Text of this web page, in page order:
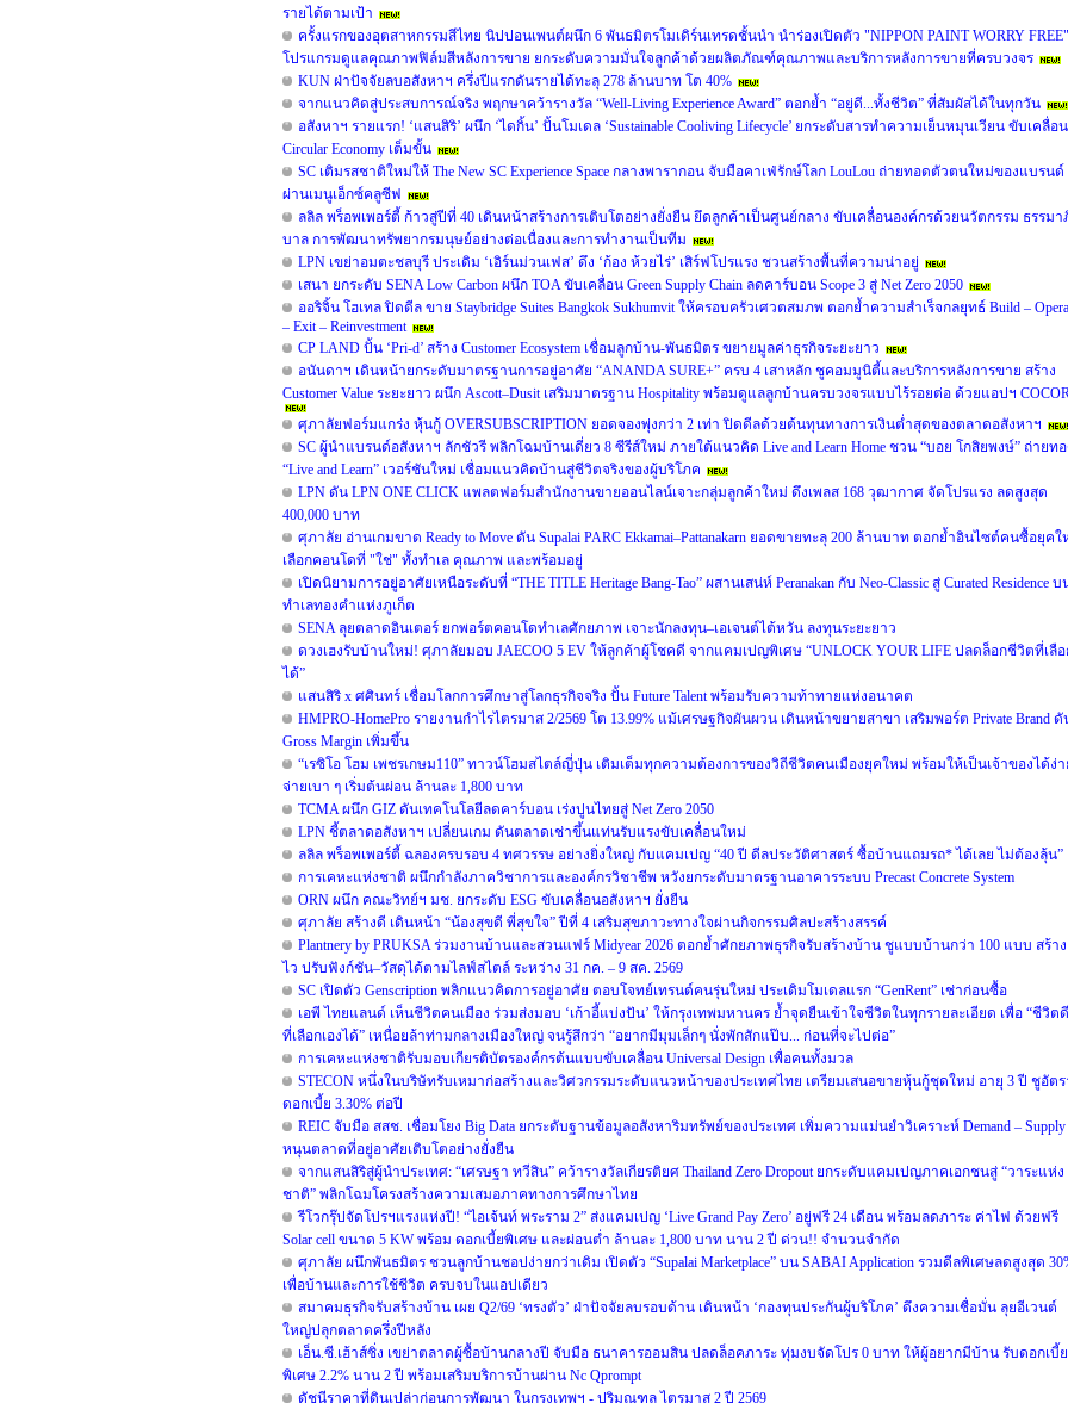
รายได้ตามเป้า
ครั้งแรกของอุตสาหกรรมสีไทย นิปปอนเพนต์ผนึก 6 พันธมิตรโมเดิร์นเทรดชั้นนำ นำร่องเปิดตัว "NIPPON PAINT WORRY FREE"
โปรแกรมดูแลคุณภาพฟิล์มสีหลังการขาย ยกระดับความมั่นใจลูกค้าด้วยผลิตภัณฑ์คุณภาพและบริการหลังการขายที่ครบวงจร
KUN ฝ่าปัจจัยลบอสังหาฯ ครึ่งปีแรกดันรายได้ทะลุ 278 ล้านบาท โต 40%
จากแนวคิดสู่ประสบการณ์จริง พฤกษาคว้ารางวัล “Well-Living Experience Award” ตอกย้ำ “อยู่ดี...ทั้งชีวิต” ที่สัมผัสได้ในทุกวัน
อสังหาฯ รายแรก! ‘แสนสิริ’ ผนึก ‘ไดกิ้น’ ปั้นโมเดล ‘Sustainable Cooliving Lifecycle’ ยกระดับสารทำความเย็นหมุนเวียน ขับเคลื่อน
Circular Economy เต็มขั้น
SC เติมรสชาติใหม่ให้ The New SC Experience Space กลางพารากอน จับมือคาเฟ่รักษ์โลก LouLou ถ่ายทอดตัวตนใหม่ของแบรนด์
ผ่านเมนูเอ็กซ์คลูซีฟ
ลลิล พร็อพเพอร์ตี้ ก้าวสู่ปีที่ 40 เดินหน้าสร้างการเติบโตอย่างยั่งยืน ยึดลูกค้าเป็นศูนย์กลาง ขับเคลื่อนองค์กรด้วยนวัตกรรม ธรรมา
บาล การพัฒนาทรัพยากรมนุษย์อย่างต่อเนื่องและการทำงานเป็นทีม
LPN เขย่าอมตะชลบุรี ประเดิม ‘เอิร์นม่วนเฟส’ ดึง ‘ก้อง ห้วยไร่’ เสิร์ฟโปรแรง ชวนสร้างพื้นที่ความน่าอยู่
เสนา ยกระดับ SENA Low Carbon ผนึก TOA ขับเคลื่อน Green Supply Chain ลดคาร์บอน Scope 3 สู่ Net Zero 2050
ออริจิ้น โฮเทล ปิดดีล ขาย Staybridge Suites Bangkok Sukhumvit ให้ครอบครัวเศวตสมภพ ตอกย้ำความสำเร็จกลยุทธ์ Build –
– Exit – Reinvestment
CP LAND ปั้น ‘Pri-d’ สร้าง Customer Ecosystem เชื่อมลูกบ้าน-พันธมิตร ขยายมูลค่าธุรกิจระยะยาว
อนันดาฯ เดินหน้ายกระดับมาตรฐานการอยู่อาศัย “ANANDA SURE+” ครบ 4 เสาหลัก ชูคอมมูนิตี้และบริการหลังการขาย สร้าง
Customer Value ระยะยาว ผนึก Ascott–Dusit เสริมมาตรฐาน Hospitality พร้อมดูแลลูกบ้านครบวงจรแบบไร้รอยต่อ ด้วยแอปฯ
ศุภาลัยฟอร์มแกร่ง หุ้นกู้ OVERSUBSCRIPTION ยอดจองพุ่งกว่า 2 เท่า ปิดดีลด้วยต้นทุนทางการเงินต่ำสุดของตลาดอสังหาฯ
SC ผู้นำแบรนด์อสังหาฯ ลักชัวรี พลิกโฉมบ้านเดี่ยว 8 ซีรีส์ใหม่ ภายใต้แนวคิด Live and Learn Home ชวน “บอย โกสิยพงษ์” ถ่ายท
“Live and Learn” เวอร์ชันใหม่ เชื่อมแนวคิดบ้านสู่ชีวิตจริงของผู้บริโภค
LPN ดัน LPN ONE CLICK แพลตฟอร์มสำนักงานขายออนไลน์เจาะกลุ่มลูกค้าใหม่ ดึงเพลส 168 วุฒากาศ จัดโปรแรง ลดสูงสุด
400,000 บาท
ศุภาลัย อ่านเกมขาด Ready to Move ดัน Supalai PARC Ekkamai–Pattanakarn ยอดขายทะลุ 200 ล้านบาท ตอกย้ำอินไซต์คนซื้อยุคใ
เลือกคอนโดที่ "ใช่" ทั้งทำเล คุณภาพ และพร้อมอยู่
เปิดนิยามการอยู่อาศัยเหนือระดับที่ “THE TITLE Heritage Bang-Tao” ผสานเสน่ห์ Peranakan กับ Neo-Classic สู่ Curated Residence บ
ทำเลทองคำแห่งภูเก็ต
SENA ลุยตลาดอินเตอร์ ยกพอร์ตคอนโดทำเลศักยภาพ เจาะนักลงทุน–เอเจนต์ไต้หวัน ลงทุนระยะยาว
ดวงเฮงรับบ้านใหม่! ศุภาลัยมอบ JAECOO 5 EV ให้ลูกค้าผู้โชคดี จากแคมเปญพิเศษ “UNLOCK YOUR LIFE ปลดล็อกชีวิตที่เลื
ได้”
แสนสิริ x ศศินทร์ เชื่อมโลกการศึกษาสู่โลกธุรกิจจริง ปั้น Future Talent พร้อมรับความท้าทายแห่งอนาคต
HMPRO-HomePro รายงานกำไรไตรมาส 2/2569 โต 13.99% แม้เศรษฐกิจผันผวน เดินหน้าขยายสาขา เสริมพอร์ต Private Brand ดั
Gross Margin เพิ่มขึ้น
“เรซิโอ โฮม เพชรเกษม110” ทาวน์โฮมสไตล์ญี่ปุ่น เติมเต็มทุกความต้องการของวิถีชีวิตคนเมืองยุคใหม่ พร้อมให้เป็นเจ้าของได้ง่า
จ่ายเบา ๆ เริ่มต้นผ่อน ล้านละ 1,800 บาท
TCMA ผนึก GIZ ดันเทคโนโลยีลดคาร์บอน เร่งปูนไทยสู่ Net Zero 2050
LPN ชี้ตลาดอสังหาฯ เปลี่ยนเกม ดันตลาดเช่าขึ้นแท่นรับแรงขับเคลื่อนใหม่
ลลิล พร็อพเพอร์ตี้ ฉลองครบรอบ 4 ทศวรรษ อย่างยิ่งใหญ่ กับแคมเปญ “40 ปี ดีลประวัติศาสตร์ ซื้อบ้านแถมรถ* ได้เลย ไม่ต้องลุ้น”
การเคหะแห่งชาติ ผนึกกำลังภาควิชาการและองค์กรวิชาชีพ หวังยกระดับมาตรฐานอาคารระบบ Precast Concrete System
ORN ผนึก คณะวิทย์ฯ มช. ยกระดับ ESG ขับเคลื่อนอสังหาฯ ยั่งยืน
ศุภาลัย สร้างดี เดินหน้า “น้องสุขดี พี่สุขใจ” ปีที่ 4 เสริมสุขภาวะทางใจผ่านกิจกรรมศิลปะสร้างสรรค์
Plantnery by PRUKSA ร่วมงานบ้านและสวนแฟร์ Midyear 2026 ตอกย้ำศักยภาพธุรกิจรับสร้างบ้าน ชูแบบบ้านกว่า 100 แบบ สร้าง
ไว ปรับฟังก์ชัน–วัสดุได้ตามไลฟ์สไตล์ ระหว่าง 31 กค. – 9 สค. 2569
SC เปิดตัว Genscription พลิกแนวคิดการอยู่อาศัย ตอบโจทย์เทรนด์คนรุ่นใหม่ ประเดิมโมเดลแรก “GenRent” เช่าก่อนซื้อ
เอพี ไทยแลนด์ เห็นชีวิตคนเมือง ร่วมส่งมอบ ‘เก้าอี้แบ่งปัน’ ให้กรุงเทพมหานคร ย้ำจุดยืนเข้าใจชีวิตในทุกรายละเอียด เพื่อ “ชีวิต
ที่เลือกเองได้” เหนื่อยล้าท่ามกลางเมืองใหญ่ จนรู้สึกว่า “อยากมีมุมเล็กๆ นั่งพักสักแป๊บ... ก่อนที่จะไปต่อ”
การเคหะแห่งชาติรับมอบเกียรติบัตรองค์กรต้นแบบขับเคลื่อน Universal Design เพื่อคนทั้งมวล
STECON หนึ่งในบริษัทรับเหมาก่อสร้างและวิศวกรรมระดับแนวหน้าของประเทศไทย เตรียมเสนอขายหุ้นกู้ชุดใหม่ อายุ 3 ปี ชูอัตร
ดอกเบี้ย 3.30% ต่อปี
REIC จับมือ สสช. เชื่อมโยง Big Data ยกระดับฐานข้อมูลอสังหาริมทรัพย์ของประเทศ เพิ่มความแม่นยำวิเคราะห์ Demand – Supply
หนุนตลาดที่อยู่อาศัยเติบโตอย่างยั่งยืน
จากแสนสิริสู่ผู้นำประเทศ: “เศรษฐา ทวีสิน” คว้ารางวัลเกียรติยศ Thailand Zero Dropout ยกระดับแคมเปญภาคเอกชนสู่ “วาระแห่ง
ชาติ” พลิกโฉมโครงสร้างความเสมอภาคทางการศึกษาไทย
รีโวกรุ๊ปจัดโปรฯแรงแห่งปี! “ไอเจ้นท์ พระราม 2” ส่งแคมเปญ ‘Live Grand Pay Zero’ อยู่ฟรี 24 เดือน พร้อมลดภาระ ค่าไฟ ด้วยฟรี
Solar cell ขนาด 5 KW พร้อม ดอกเบี้ยพิเศษ และผ่อนต่ำ ล้านละ 1,800 บาท นาน 2 ปี ด่วน!! จำนวนจำกัด
ศุภาลัย ผนึกพันธมิตร ชวนลูกบ้านชอปง่ายกว่าเดิม เปิดตัว “Supalai Marketplace” บน SABAI Application รวมดีลพิเศษลดสูงสุด
เพื่อบ้านและการใช้ชีวิต ครบจบในแอปเดียว
สมาคมธุรกิจรับสร้างบ้าน เผย Q2/69 ‘ทรงตัว’ ฝ่าปัจจัยลบรอบด้าน เดินหน้า ‘กองทุนประกันผู้บริโภค’ ดึงความเชื่อมั่น ลุยอีเวนต์
ใหญ่ปลุกตลาดครึ่งปีหลัง
เอ็น.ซี.เฮ้าส์ซิ่ง เขย่าตลาดผู้ซื้อบ้านกลางปี จับมือ ธนาคารออมสิน ปลดล็อคภาระ ทุ่มงบจัดโปร 0 บาท ให้ผู้อยากมีบ้าน รับดอกเบี้ย
พิเศษ 2.2% นาน 2 ปี พร้อมเสริมบริการบ้านผ่าน Nc Qprompt
ดัชนีราคาที่ดินเปล่าก่อนการพัฒนา ในกรุงเทพฯ - ปริมณฑล ไตรมาส 2 ปี 2569